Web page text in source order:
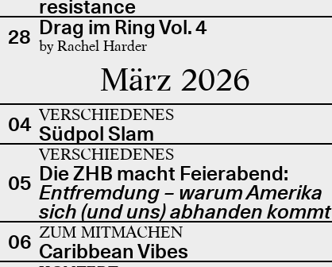
resistance
28 Drag im Ring Vol. 4
by Rachel Harder
März 2026
04 VERSCHIEDENES
Südpol Slam
05
VERSCHIEDENES
Die ZHB macht Feierabend:
Entfremdung – warum Amerika
sich (und uns) abhanden kommt
06 ZUM MITMACHEN
Caribbean Vibes